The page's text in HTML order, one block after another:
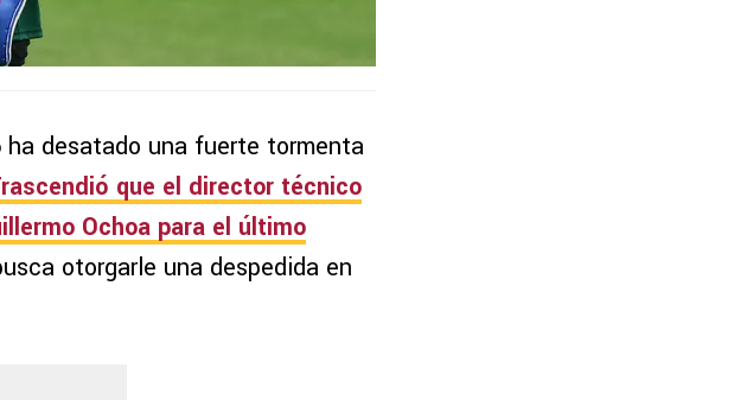
ha desatado una fuerte tormenta
que el director técnico
Ochoa para el último
otorgarle una despedida en